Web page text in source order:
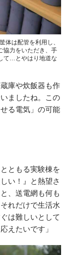
体は配管を利用し、
協力をいただき、手
て…とやはり地道な
庫や炊飯器も作
ましたね。この
る電気」の可能
ともる実験棟を
い！』と熱望さ
、送電網も何も
れだけで生活水
は難しいとして
えたいです」